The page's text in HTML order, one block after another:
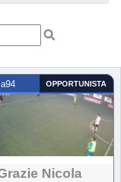
OPPORTUNISTA
Nicola